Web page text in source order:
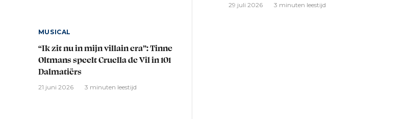
MUSICAL
“Ik zit nu in mijn villain era”: Tinne
Oltmans speelt Cruella de Vil in 101
Dalmatiërs
21 juni 2026 3 minuten leestijd
29 juli 2026 3 minuten leestijd